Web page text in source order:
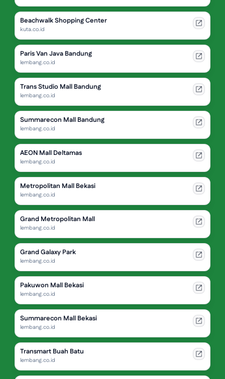
Beachwalk Shopping Center
kuta.co.id
Paris Van Java Bandung
lembang.co.id
Trans Studio Mall Bandung
lembang.co.id
Summarecon Mall Bandung
lembang.co.id
AEON Mall Deltamas
lembang.co.id
Metropolitan Mall Bekasi
lembang.co.id
Grand Metropolitan Mall
lembang.co.id
Grand Galaxy Park
lembang.co.id
Pakuwon Mall Bekasi
lembang.co.id
Summarecon Mall Bekasi
lembang.co.id
Transmart Buah Batu
lembang.co.id